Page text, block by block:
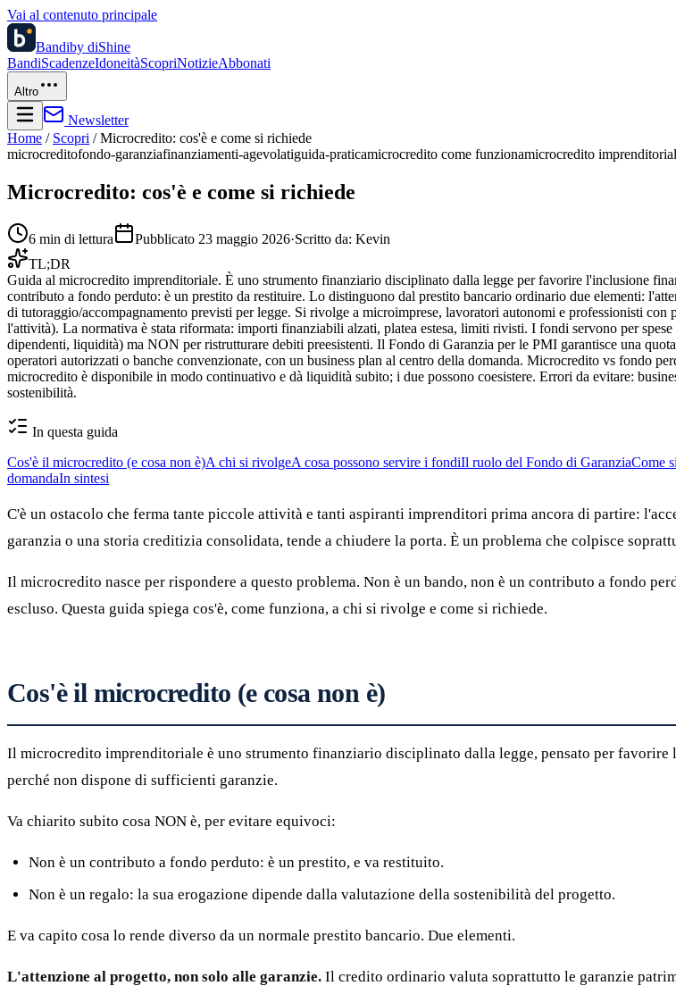
Vai al contenuto principale
Bandiby diShine
BandiScadenzeIdoneitàScopriNotizieAbbonati
Altro
Newsletter
Home / Scopri / Microcredito: cos'è e come si richiede
microcreditofondo-garanziafinanziamenti-agevolatiguida-praticamicrocredito come funzionamicrocredito
Microcredito: cos'è e come si richiede
6 min di lettura Pubblicato 23 maggio 2026·Scritto da: Kevin
TL;DR
Guida al microcredito imprenditoriale. È uno strumento finanziario disciplinato dalla legge per favorire l'inclusione
contributo a fondo perduto: è un prestito da restituire. Lo distinguono dal prestito bancario ordinario due elementi:
di tutoraggio/accompagnamento previsti per legge. Si rivolge a microimprese, lavoratori autonomi e professionisti
l'attività). La normativa è stata riformata: importi finanziabili alzati, platea estesa, limiti rivisti. I fondi servono per
dipendenti, liquidità) ma NON per ristrutturare debiti preesistenti. Il Fondo di Garanzia per le PMI garantisce una
operatori autorizzati o banche convenzionate, con un business plan al centro della domanda. Microcredito vs fondo
microcredito è disponibile in modo continuativo e dà liquidità subito; i due possono coesistere. Errori da evitare:
sostenibilità.
In questa guida
Cos'è il microcredito (e cosa non è)A chi si rivolgeA cosa possono servire i fondiIl ruolo del Fondo di GaranziaCome
domandaIn sintesi
C'è un ostacolo che ferma tante piccole attività e tanti aspiranti imprenditori prima ancora di partire:
garanzia o una storia creditizia consolidata, tende a chiudere la porta. È un problema che colpisce
Il microcredito nasce per rispondere a questo problema. Non è un bando, non è un contributo a fondo
escluso. Questa guida spiega cos'è, come funziona, a chi si rivolge e come si richiede.
Cos'è il microcredito (e cosa non è)
Il microcredito imprenditoriale è uno strumento finanziario disciplinato dalla legge, pensato per
perché non dispone di sufficienti garanzie.
Va chiarito subito cosa NON è, per evitare equivoci:
Non è un contributo a fondo perduto: è un prestito, e va restituito.
Non è un regalo: la sua erogazione dipende dalla valutazione della sostenibilità del progetto.
E va capito cosa lo rende diverso da un normale prestito bancario. Due elementi.
L'attenzione al progetto, non solo alle garanzie. Il credito ordinario valuta soprattutto le garanzie